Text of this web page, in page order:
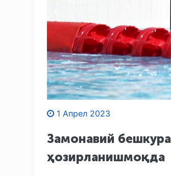
1 Апрел 2023
Замонавий
ҳозирланишмоқда